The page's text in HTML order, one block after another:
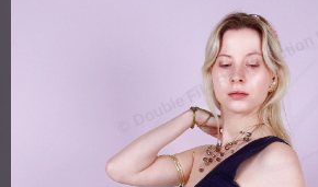
© Double Fil - Reproduction Interdite